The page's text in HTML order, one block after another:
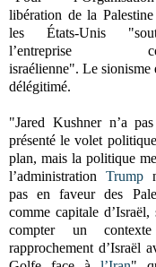
libération de la
les États-Unis
l’entreprise
israélienne". Le sionisme
délégitimé.
"Jared Kushner n’a
présenté le volet
plan, mais la politique
l’administrationTrump
pas en faveur des
comme capitale
compter un
rapprochement d’Israël